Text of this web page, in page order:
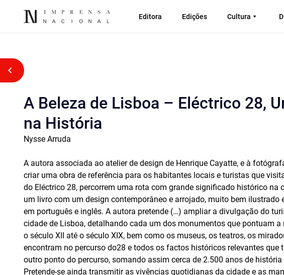
Editora Edições Cultura
Voltar atrás
A Beleza de Lisboa – Eléctrico 28,
na História
Nysse Arruda
A autora associada ao atelier de design de Henrique Cayatte, e à
criar uma obra de referência para os habitantes locais e turistas que
do Eléctrico 28, percorrem uma rota com grande significado histórico na
um livro com um design contemporâneo e arrojado, muito bem ilustrado
em português e inglês. A autora pretende (…) ampliar a divulgação do
cidade de Lisboa, detalhando cada um dos monumentos que pontuam a
o século XII até o século XIX, bem como os museus, os teatros, os
encontram no percurso do28 e todos os factos históricos relevantes
outro ponto do percurso, somando assim cerca de 2.500 anos de
Pretende-se ainda transmitir as vivências quotidianas da cidade e as